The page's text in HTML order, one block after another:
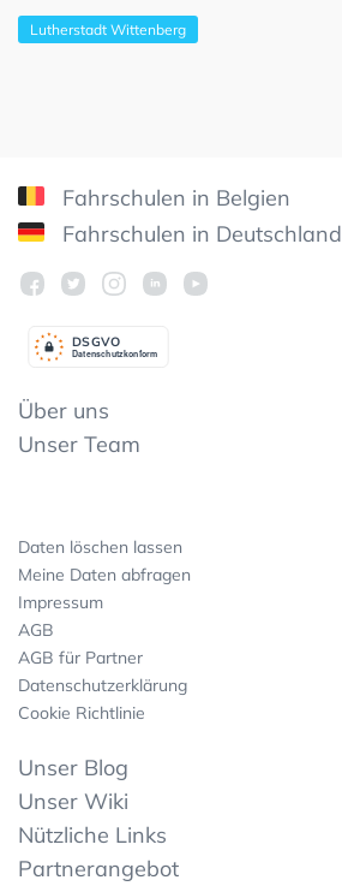
Lutherstadt Wittenberg
Fahrschulen in Belgien
Fahrschulen in Deutschland
Datenschutzkonform
DSGVO
Über uns
Unser Team
Daten löschen lassen
Meine Daten abfragen
Impressum
AGB
AGB für Partner
Datenschutzerklärung
Cookie Richtlinie
Unser Blog
Unser Wiki
Nützliche Links
Partnerangebot